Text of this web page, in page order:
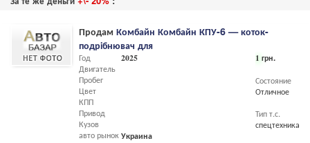
Продам Комбайн Комбайн КПУ-6 — коток-
подрібнювач для
1 грн.
Состояние
Отличное
Тип т.с.
спецтехника
Год
Двигатель
Пробег
Цвет
КПП
Привод
Кузов
авто рынок
2025
Украина